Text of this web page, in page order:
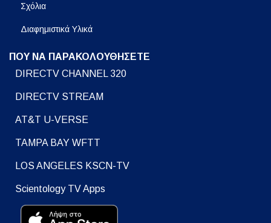
Σχόλια
Διαφημιστικά Υλικά
ΠΟΥ ΝΑ ΠΑΡΑΚΟΛΟΥΘΗΣΕΤΕ
DIRECTV CHANNEL 320
DIRECTV STREAM
AT&T U-VERSE
TAMPA BAY WFTT
LOS ANGELES KSCN-TV
Scientology TV Apps